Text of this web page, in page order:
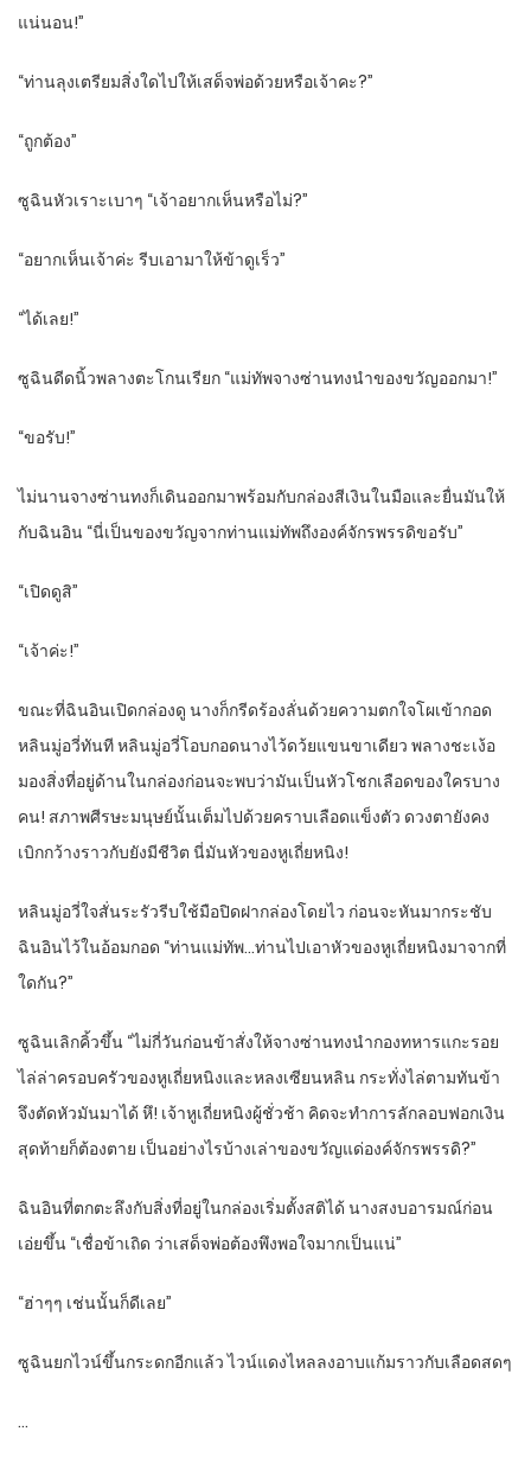
แน่นอน!”
“ท่านลุงเตรียมสิ่งใดไปให้เสด็จพ่อด้วยหรือเจ้าคะ?”
“ถูกต้อง”
ซูฉินหัวเราะเบาๆ “เจ้าอยากเห็นหรือไม่?”
“อยากเห็นเจ้าค่ะ รีบเอามาให้ข้าดูเร็ว”
“ได้เลย!”
ซูฉินดีดนิ้วพลางตะโกนเรียก “แม่ทัพจางซ่านทงนำของขวัญออกมา!”
“ขอรับ!”
ไม่นานจางซ่านทงก็เดินออกมาพร้อมกับกล่องสีเงินในมือและยื่นมันให้
กับฉินอิน “นี่เป็นของขวัญจากท่านแม่ทัพถึงองค์จักรพรรดิขอรับ”
“เปิดดูสิ”
“เจ้าค่ะ!”
ขณะที่ฉินอินเปิดกล่องดู นางก็กรีดร้องลั่นด้วยความตกใจโผเข้ากอด
หลินมู่อวี่ทันที หลินมู่อวี่โอบกอดนางไว้ดว้ยแขนขาเดียว พลางชะเง้อ
มองสิ่งที่อยู่ด้านในกล่องก่อนจะพบว่ามันเป็นหัวโชกเลือดของใครบาง
คน! สภาพศีรษะมนุษย์นั้นเต็มไปด้วยคราบเลือดแข็งตัว ดวงตายังคง
เบิกกว้างราวกับยังมีชีวิต นี่มันหัวของหูเถี่ยหนิง!
หลินมู่อวี่ใจสั่นระรัวรีบใช้มือปิดฝากล่องโดยไว ก่อนจะหันมากระชับ
ฉินอินไว้ในอ้อมกอด “ท่านแม่ทัพ…ท่านไปเอาหัวของหูเถี่ยหนิงมาจากที่
ใดกัน?”
ซูฉินเลิกคิ้วขึ้น “ไม่กี่วันก่อนข้าสั่งให้จางซ่านทงนำกองทหารแกะรอย
ไล่ล่าครอบครัวของหูเถี่ยหนิงและหลงเซียนหลิน กระทั่งไล่ตามทันข้า
จึงตัดหัวมันมาได้ หึ! เจ้าหูเถี่ยหนิงผู้ชั่วช้า คิดจะทำการลักลอบฟอกเงิน
สุดท้ายก็ต้องตาย เป็นอย่างไรบ้างเล่าของขวัญแด่องค์จักรพรรดิ?”
ฉินอินที่ตกตะลึงกับสิ่งที่อยู่ในกล่องเริ่มตั้งสติได้ นางสงบอารมณ์ก่อน
เอ่ยขึ้น “เชื่อข้าเถิด ว่าเสด็จพ่อต้องพึงพอใจมากเป็นแน่”
“ฮ่าๆๆ เช่นนั้นก็ดีเลย”
ซูฉินยกไวน์ขึ้นกระดกอีกแล้ว ไวน์แดงไหลลงอาบแก้มราวกับเลือดสดๆ
…